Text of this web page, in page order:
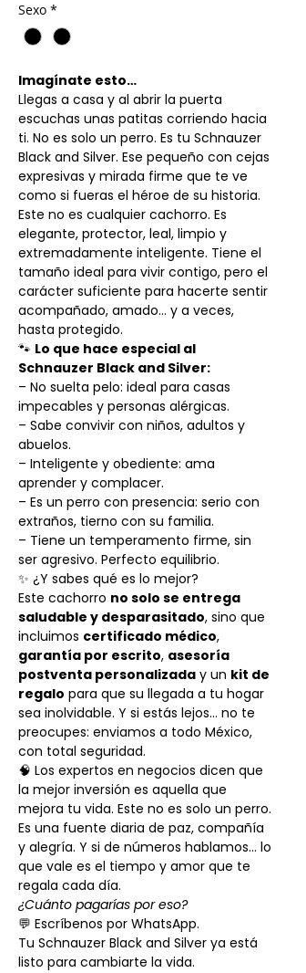
Sexo *
Imagínate esto…
Llegas a casa y al abrir la puerta
escuchas unas patitas corriendo hacia
ti. No es solo un perro. Es tu Schnauzer
Black and Silver. Ese pequeño con cejas
expresivas y mirada firme que te ve
como si fueras el héroe de su historia.
Este no es cualquier cachorro. Es
elegante, protector, leal, limpio y
extremadamente inteligente. Tiene el
tamaño ideal para vivir contigo, pero el
carácter suficiente para hacerte sentir
acompañado, amado… y a veces,
hasta protegido.
🐾 Lo que hace especial al
Schnauzer Black and Silver:
– No suelta pelo: ideal para casas
impecables y personas alérgicas.
– Sabe convivir con niños, adultos y
abuelos.
– Inteligente y obediente: ama
aprender y complacer.
– Es un perro con presencia: serio con
extraños, tierno con su familia.
– Tiene un temperamento firme, sin
ser agresivo. Perfecto equilibrio.
✨ ¿Y sabes qué es lo mejor?
Este cachorro no solo se entrega
saludable y desparasitado, sino que
incluimos certificado médico,
garantía por escrito, asesoría
postventa personalizada y un kit de
regalo para que su llegada a tu hogar
sea inolvidable. Y si estás lejos… no te
preocupes: enviamos a todo México,
con total seguridad.
🧠 Los expertos en negocios dicen que
la mejor inversión es aquella que
mejora tu vida. Este no es solo un perro.
Es una fuente diaria de paz, compañía
y alegría. Y si de números hablamos… lo
que vale es el tiempo y amor que te
regala cada día.
¿Cuánto pagarías por eso?
💬 Escríbenos por WhatsApp.
Tu Schnauzer Black and Silver ya está
listo para cambiarte la vida.